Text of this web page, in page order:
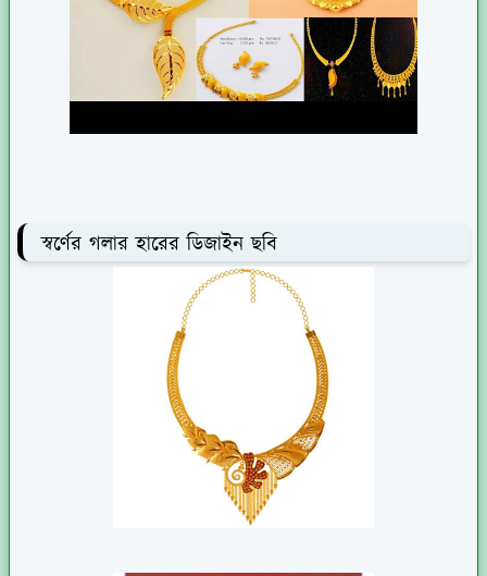
স্বর্ণের গলার হারের ডিজাইন ছবি